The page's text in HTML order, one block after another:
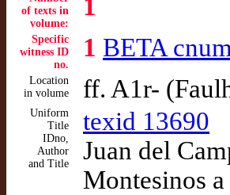
of texts in
volume:
1
Specific
witness ID
no.
1 BETA
Location
in volume
ff. A1r-
Uniform
Title
IDno,
Author
and Title
texid 13690
Juan del
Montesinos